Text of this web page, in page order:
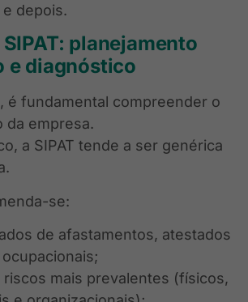
depois.
planejamento
e diagnóstico
é fundamental compreender o
da empresa.
a SIPAT tende a ser genérica
se:
de afastamentos, atestados
mais prevalentes (físicos,